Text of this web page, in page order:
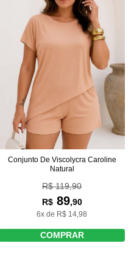
Conjunto De Viscolycra Caroline
Natural
R$ 119,90
R$89,90
6x de R$ 14,98
COMPRAR